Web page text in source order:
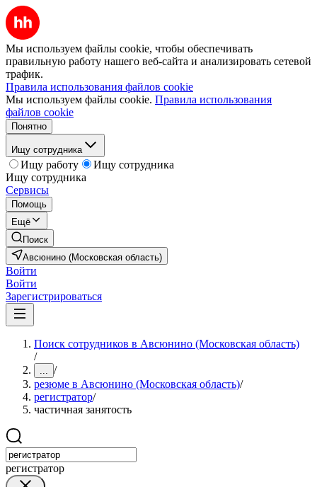
Мы используем файлы cookie, чтобы обеспечивать
правильную работу нашего веб-сайта и анализировать сетевой
трафик.
Правила использования файлов cookie
Мы используем файлы cookie. Правила использования
файлов cookie
Понятно
Ищу сотрудника
Ищу работу
Ищу сотрудника
Ищу сотрудника
Сервисы
Помощь
Ещё
Поиск
Авсюнино (Московская область)
Войти
Войти
Зарегистрироваться
Поиск сотрудников в Авсюнино (Московская область)
/
... /
резюме в Авсюнино (Московская область)/
регистратор/
частичная занятость
регистратор